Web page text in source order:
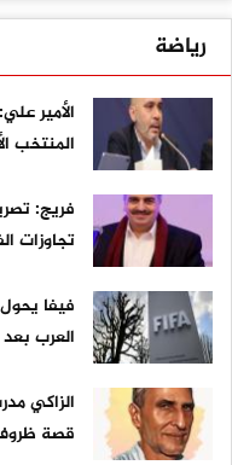
رياضة
الأمير
المنتخب
فريج:
تجاوزات
فيفا
العرب بعد 8 أشهر من...
الزاكي
قصة